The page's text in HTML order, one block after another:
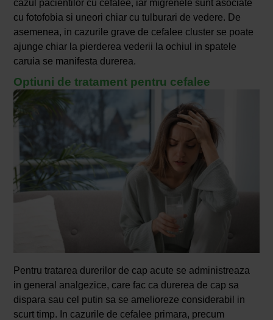
cazul pacientilor cu cefalee, iar migrenele sunt asociate
cu fotofobia si uneori chiar cu tulburari de vedere. De
asemenea, in cazurile grave de cefalee cluster se poate
ajunge chiar la pierderea vederii la ochiul in spatele
caruia se manifesta durerea.
Optiuni de tratament pentru cefalee
Pentru tratarea durerilor de cap acute se administreaza
in general analgezice, care fac ca durerea de cap sa
dispara sau cel putin sa se amelioreze considerabil in
scurt timp. In cazurile de cefalee primara, precum